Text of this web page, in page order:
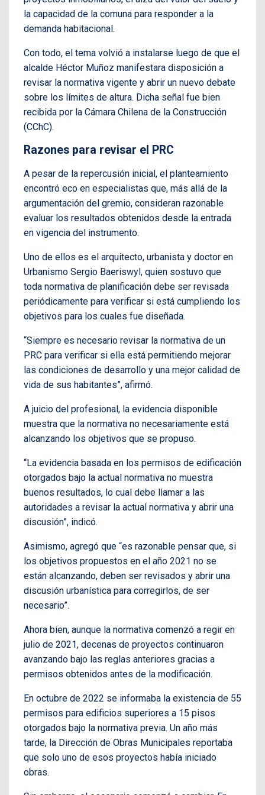
la capacidad de la comuna para responder a la
demanda habitacional.
Con todo, el tema volvió a instalarse luego de que el
alcalde Héctor Muñoz manifestara disposición a
revisar la normativa vigente y abrir un nuevo debate
sobre los límites de altura. Dicha señal fue bien
recibida por la Cámara Chilena de la Construcción
(CChC).
Razones para revisar el PRC
A pesar de la repercusión inicial, el planteamiento
encontró eco en especialistas que, más allá de la
argumentación del gremio, consideran razonable
evaluar los resultados obtenidos desde la entrada
en vigencia del instrumento.
Uno de ellos es el arquitecto, urbanista y doctor en
Urbanismo Sergio Baeriswyl, quien sostuvo que
toda normativa de planificación debe ser revisada
periódicamente para verificar si está cumpliendo los
objetivos para los cuales fue diseñada.
“Siempre es necesario revisar la normativa de un
PRC para verificar si ella está permitiendo mejorar
las condiciones de desarrollo y una mejor calidad de
vida de sus habitantes”, afirmó.
A juicio del profesional, la evidencia disponible
muestra que la normativa no necesariamente está
alcanzando los objetivos que se propuso.
“La evidencia basada en los permisos de edificación
otorgados bajo la actual normativa no muestra
buenos resultados, lo cual debe llamar a las
autoridades a revisar la actual normativa y abrir una
discusión”, indicó.
Asimismo, agregó que “es razonable pensar que, si
los objetivos propuestos en el año 2021 no se
están alcanzando, deben ser revisados y abrir una
discusión urbanística para corregirlos, de ser
necesario”.
Ahora bien, aunque la normativa comenzó a regir en
julio de 2021, decenas de proyectos continuaron
avanzando bajo las reglas anteriores gracias a
permisos obtenidos antes de la modificación.
En octubre de 2022 se informaba la existencia de 55
permisos para edificios superiores a 15 pisos
otorgados bajo la normativa previa. Un año más
tarde, la Dirección de Obras Municipales reportaba
que solo uno de esos proyectos había iniciado
obras.